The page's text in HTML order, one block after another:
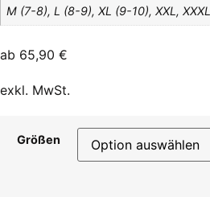
M (7-8), L (8-9), XL (9-10), XXL, XXXL
ab 65,90 €
exkl. MwSt.
Größen